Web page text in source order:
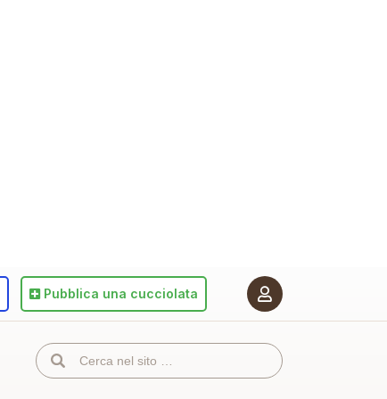
Pubblica una cucciolata